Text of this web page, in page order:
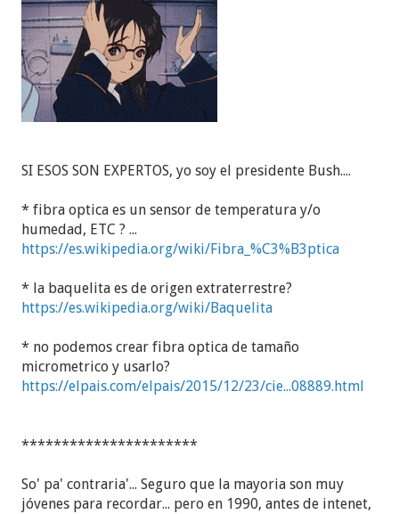
SI ESOS SON EXPERTOS, yo soy el presidente Bush....
* fibra optica es un sensor de temperatura y/o
humedad, ETC ? ...
https://es.wikipedia.org/wiki/Fibra_%C3%B3ptica
* la baquelita es de origen extraterrestre?
https://es.wikipedia.org/wiki/Baquelita
* no podemos crear fibra optica de tamaño
micrometrico y usarlo?
https://elpais.com/elpais/2015/12/23/cie...08889.html
**********************
So' pa' contraria'... Seguro que la mayoria son muy
jóvenes para recordar... pero en 1990, antes de intenet,